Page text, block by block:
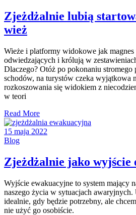
Zjeżdżalnie lubią
wież
Wieże i platformy widokowe jak magnes
odwiedzających i królują w
Dlaczego? Otóż po pokonaniu stromego
schodów, na turystów czeka wyjątkowa
rozkoszowania się widokiem z
w teori
Read More
15 maja 2022
Blog
Zjeżdżalnie jako wyjście
Wyjście ewakuacyjne to system mający
naszego życia w sytuacjach awaryjnych.
idealnie, gdy będzie potrzebny, ale
nie użyć go osobiście.